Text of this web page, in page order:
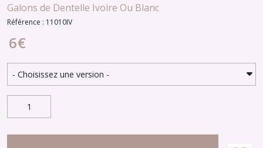
Galons de Dentelle Ivoire Ou Blanc
Référence : 11010IV
6€